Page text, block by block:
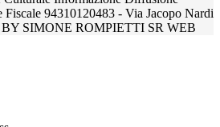
94310120483 - Via Jacopo Nardi
BY SIMONE ROMPIETTI SR WEB